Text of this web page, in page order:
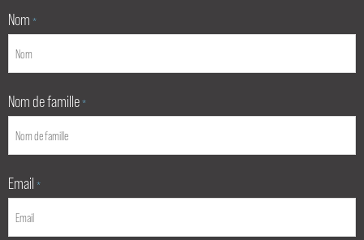
Nom *
Nom de famille *
Email *